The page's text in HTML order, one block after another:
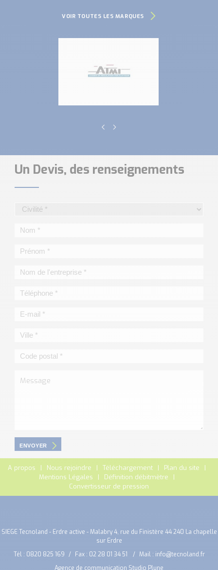
VOIR TOUTES LES MARQUES
Un Devis, des renseignements
ENVOYER
A propos Nous rejoindre Téléchargement
Plan du site
Mentions Légales
Définition débitmètre
Convertisseur de pression
SIEGE Tecnoland - Erdre active - Malabry 4, rue du Finistère 44 240 La chapelle
sur Erdre
Tél : 0820 825 169 Fax : 02 28 01 34 51 Mail : info@tecnoland.fr
Agence de communication Studio Plune